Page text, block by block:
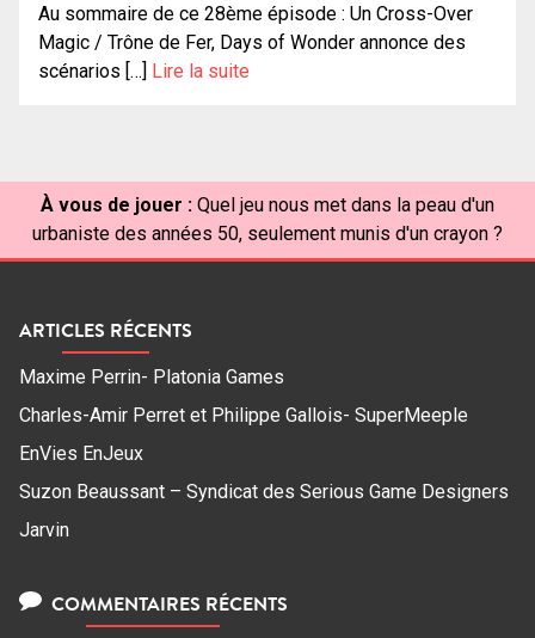
Au sommaire de ce 28ème épisode : Un Cross-Over
Magic / Trône de Fer, Days of Wonder annonce des
scénarios […] Lire la suite
À vous de jouer : Quel jeu nous met dans la peau d'un
urbaniste des années 50, seulement munis d'un crayon ?
ARTICLES RÉCENTS
Maxime Perrin- Platonia Games
Charles-Amir Perret et Philippe Gallois- SuperMeeple
EnVies EnJeux
Suzon Beaussant – Syndicat des Serious Game Designers
Jarvin
COMMENTAIRES RÉCENTS